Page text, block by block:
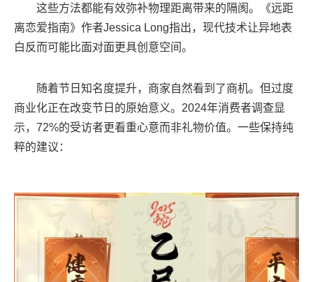
这些方法都能有效弥补物理距离带来的隔阂。《远距
离恋爱指南》作者Jessica Long指出，现代技术让异地表
白反而可能比面对面更具创意空间。
随着节日知名度提升，商家自然看到了商机。但过度
商业化正在改变节日的原始意义。2024年消费者调查显
示，72%的受访者更看重心意而非礼物价值。一些保持纯
粹的建议：